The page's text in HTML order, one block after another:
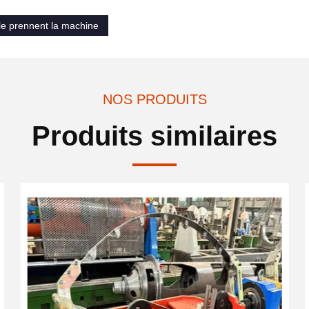
prennent la machine
NOS PRODUITS
Produits similaires